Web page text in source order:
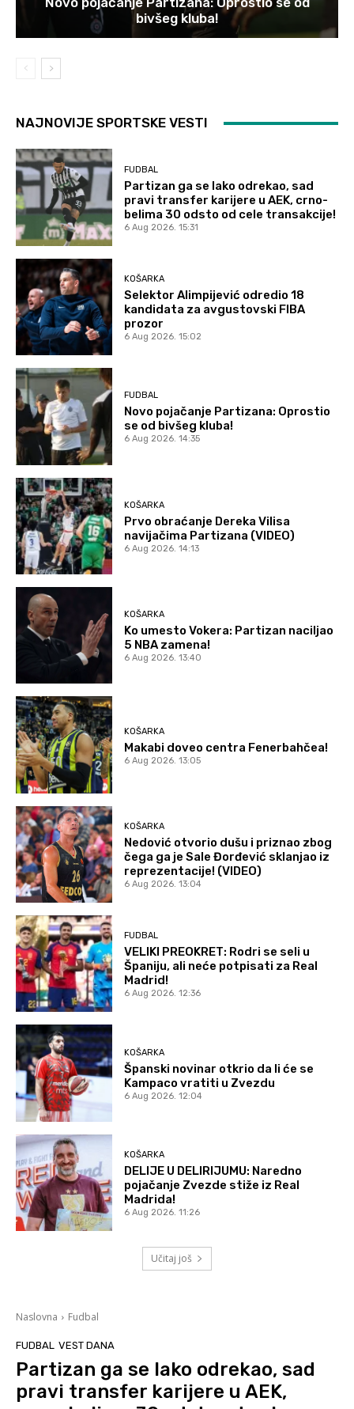
bivšeg kluba!
NAJNOVIJE SPORTSKE VESTI
FUDBAL
Partizan ga se lako odrekao, sad
pravi transfer karijere u AEK, crno-
belima 30 odsto od cele transakcije!
6 Aug 2026. 15:31
KOŠARKA
Selektor Alimpijević odredio 18
kandidata za avgustovski FIBA
prozor
6 Aug 2026. 15:02
FUDBAL
Novo pojačanje Partizana: Oprostio
se od bivšeg kluba!
6 Aug 2026. 14:35
KOŠARKA
Prvo obraćanje Dereka Vilisa
navijačima Partizana (VIDEO)
6 Aug 2026. 14:13
KOŠARKA
Ko umesto Vokera: Partizan naciljao
5 NBA zamena!
6 Aug 2026. 13:40
KOŠARKA
Makabi doveo centra Fenerbahčea!
6 Aug 2026. 13:05
KOŠARKA
Nedović otvorio dušu i priznao zbog
čega ga je Sale Đorđević sklanjao iz
reprezentacije! (VIDEO)
6 Aug 2026. 13:04
FUDBAL
VELIKI PREOKRET: Rodri se seli u
Španiju, ali neće potpisati za Real
Madrid!
6 Aug 2026. 12:36
KOŠARKA
Španski novinar otkrio da li će se
Kampaco vratiti u Zvezdu
6 Aug 2026. 12:04
KOŠARKA
DELIJE U DELIRIJUMU: Naredno
pojačanje Zvezde stiže iz Real
Madrida!
6 Aug 2026. 11:26
Učitaj još